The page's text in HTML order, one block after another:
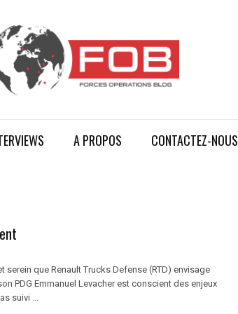
A PROPOS CONTACTEZ-NOUS
que Renault Trucks Defense (RTD) envisage
PDG Emmanuel Levacher est conscient des enjeux
suivi ...